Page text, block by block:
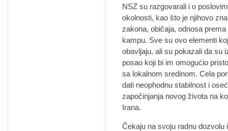
NSZ su razgovarali i o
okolnosti, kao što je njihovo
zakona, običaja, odnosa
kampu. Sve su ovo elementi
obavljaju, ali su pokazali da su
posao koji bi im omogućio
sa lokalnom sredinom. Cela
dati neophodnu stabilnost i
započinjanja novog života na
Irana.
Čekaju na svoju radnu